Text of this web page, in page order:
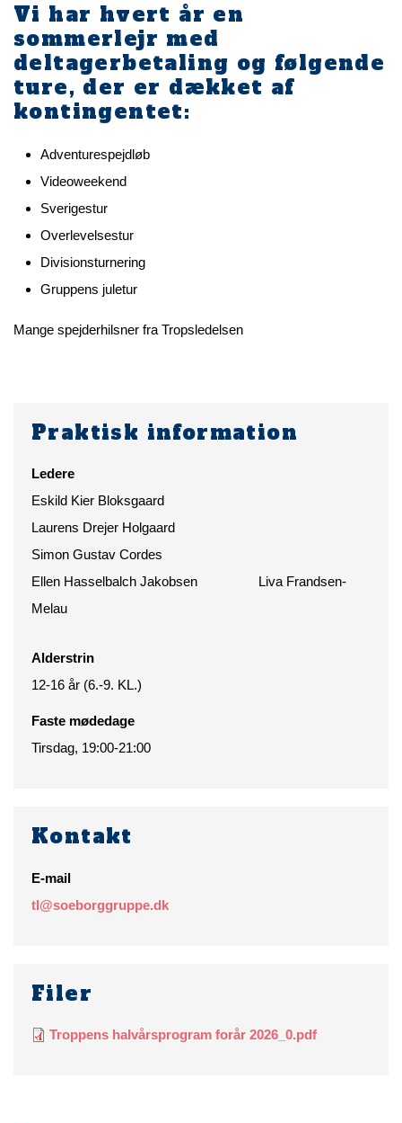
Vi har hvert år en
sommerlejr med
deltagerbetaling og følgende
ture, der er dækket af
kontingentet:
Adventurespejdløb
Videoweekend
Sverigestur
Overlevelsestur
Divisionsturnering
Gruppens juletur
Mange spejderhilsner fra Tropsledelsen
Praktisk information
Ledere
Eskild Kier Bloksgaard
Laurens Drejer Holgaard
Simon Gustav Cordes
Ellen Hasselbalch Jakobsen Liva Frandsen-
Melau
Alderstrin
12-16 år (6.-9. KL.)
Faste mødedage
Tirsdag, 19:00-21:00
Kontakt
E-mail
tl@soeborggruppe.dk
Filer
Troppens halvårsprogram forår 2026_0.pdf